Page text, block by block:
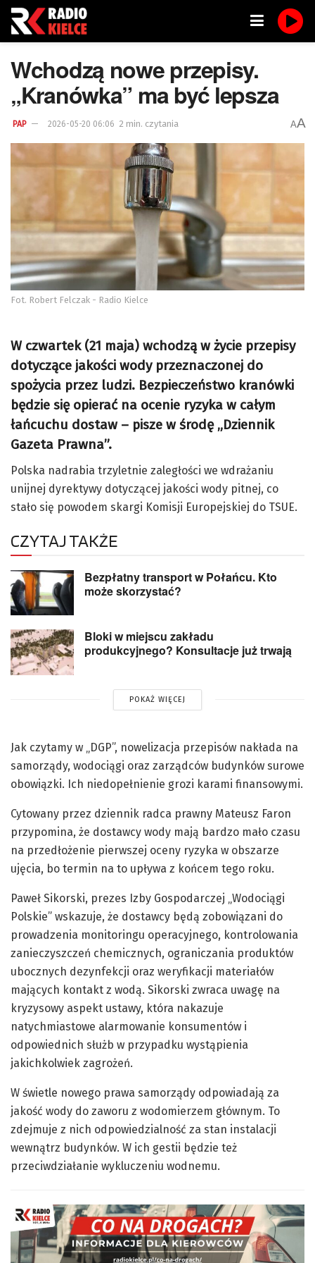
Wchodzą nowe przepisy.
„Kranówka” ma być lepsza
PAP 2026-05-20 06:06 2 min. czytania AA
Fot. Robert Felczak - Radio Kielce
W czwartek (21 maja) wchodzą w życie przepisy
dotyczące jakości wody przeznaczonej do
spożycia przez ludzi. Bezpieczeństwo kranówki
będzie się opierać na ocenie ryzyka w całym
łańcuchu dostaw – pisze w środę „Dziennik
Gazeta Prawna”.
Polska nadrabia trzyletnie zaległości we wdrażaniu
unijnej dyrektywy dotyczącej jakości wody pitnej, co
stało się powodem skargi Komisji Europejskiej do TSUE.
CZYTAJ TAKŻE
Bezpłatny transport w Połańcu. Kto
może skorzystać?
Bloki w miejscu zakładu
produkcyjnego? Konsultacje już trwają
POKAŻ WIĘCEJ
Jak czytamy w „DGP”, nowelizacja przepisów nakłada na
samorządy, wodociągi oraz zarządców budynków surowe
obowiązki. Ich niedopełnienie grozi karami finansowymi.
Cytowany przez dziennik radca prawny Mateusz Faron
przypomina, że dostawcy wody mają bardzo mało czasu
na przedłożenie pierwszej oceny ryzyka w obszarze
ujęcia, bo termin na to upływa z końcem tego roku.
Paweł Sikorski, prezes Izby Gospodarczej „Wodociągi
Polskie” wskazuje, że dostawcy będą zobowiązani do
prowadzenia monitoringu operacyjnego, kontrolowania
zanieczyszczeń chemicznych, ograniczania produktów
ubocznych dezynfekcji oraz weryfikacji materiałów
mających kontakt z wodą. Sikorski zwraca uwagę na
kryzysowy aspekt ustawy, która nakazuje
natychmiastowe alarmowanie konsumentów i
odpowiednich służb w przypadku wystąpienia
jakichkolwiek zagrożeń.
W świetle nowego prawa samorządy odpowiadają za
jakość wody do zaworu z wodomierzem głównym. To
zdejmuje z nich odpowiedzialność za stan instalacji
wewnątrz budynków. W ich gestii będzie też
przeciwdziałanie wykluczeniu wodnemu.